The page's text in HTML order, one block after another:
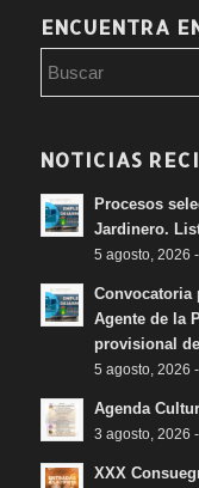
ENCUENTRA
NOTICIAS
Procesos
Jardinero.
5 agosto, 2026
Convocatoria
Agente de la
provisional
5 agosto, 2026
Agenda
3 agosto, 2026
XXX